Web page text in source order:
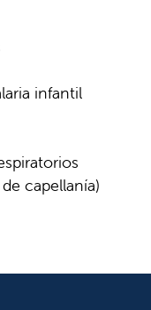
infantil
capellanía)